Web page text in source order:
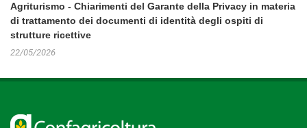
Agriturismo - Chiarimenti del Garante della Privacy in materia
di trattamento dei documenti di identità degli ospiti di
strutture ricettive
22/05/2026